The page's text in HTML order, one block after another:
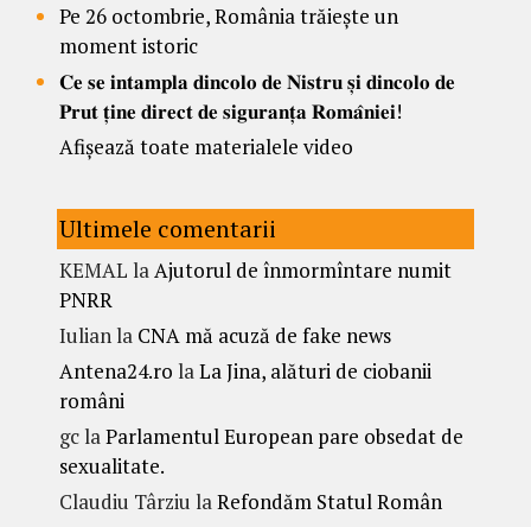
Pe 26 octombrie, România trăiește un
moment istoric
𝐂𝐞 𝐬𝐞 𝐢𝐧𝐭𝐚𝐦𝐩𝐥𝐚 𝐝𝐢𝐧𝐜𝐨𝐥𝐨 𝐝𝐞 𝐍𝐢𝐬𝐭𝐫𝐮 𝐬̦𝐢 𝐝𝐢𝐧𝐜𝐨𝐥𝐨 𝐝𝐞
𝐏𝐫𝐮𝐭 𝐭̦𝐢𝐧𝐞 𝐝𝐢𝐫𝐞𝐜𝐭 𝐝𝐞 𝐬𝐢𝐠𝐮𝐫𝐚𝐧𝐭̦𝐚 𝐑𝐨𝐦𝐚̂𝐧𝐢𝐞𝐢!
Afișează toate materialele video
Ultimele comentarii
KEMAL laAjutorul de înmormîntare numit
PNRR
Iulianla CNA mă acuză de fake news
Antena24.ro laLa Jina, alături de ciobanii
români
gclaParlamentul European pare obsedat de
sexualitate.
Claudiu Târziu laRefondăm Statul Român